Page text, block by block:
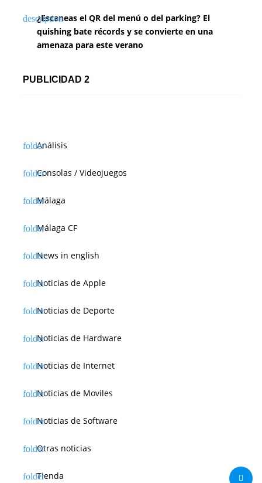
¿Escaneas el QR del menú o del parking? El
quishing bate récords y se convierte en una
amenaza para este verano
PUBLICIDAD 2
Análisis
Consolas / Videojuegos
Málaga
Málaga CF
News in english
Noticias de Apple
Noticias de Deporte
Noticias de Hardware
Noticias de Internet
Noticias de Moviles
Noticias de Software
Otras noticias
Tienda